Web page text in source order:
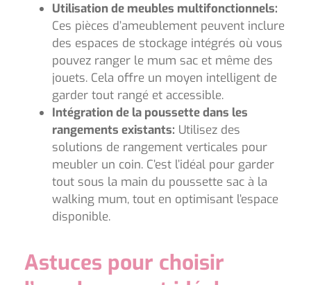
Utilisation de meubles multifonctionnels:
Ces pièces d’ameublement peuvent inclure
des espaces de stockage intégrés où vous
pouvez ranger le mum sac et même des
jouets. Cela offre un moyen intelligent de
garder tout rangé et accessible.
Intégration de la poussette dans les
rangements existants: Utilisez des
solutions de rangement verticales pour
meubler un coin. C’est l’idéal pour garder
tout sous la main du poussette sac à la
walking mum, tout en optimisant l’espace
disponible.
Astuces pour choisir